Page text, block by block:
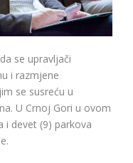
se upravljači
i razmjene
se susreću u
U Crnoj Gori u ovom
i devet (9) parkova